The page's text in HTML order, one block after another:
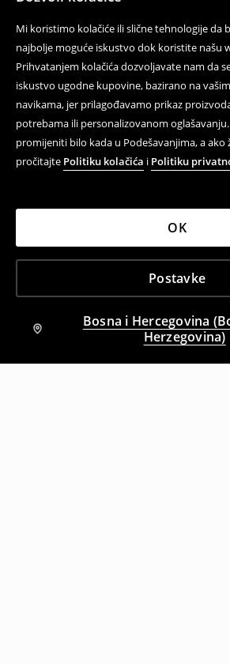
Mi koristimo kolačiće ili slične tehnologije da
najbolje moguće iskustvo dok koristite našu
Prihvatanjem kolačića dozvoljavate nam da
iskustvo ugodne kupovine, bazirano na
navikama, jer prilagođavamo prikaz
potrebama ili personalizovanom
promijeniti bilo kada u Podešavanjima, a ako
pročitajte Politiku kolačića i Politiku
Postavke
OK
Bosna i Hercegovina
Herzegovina)